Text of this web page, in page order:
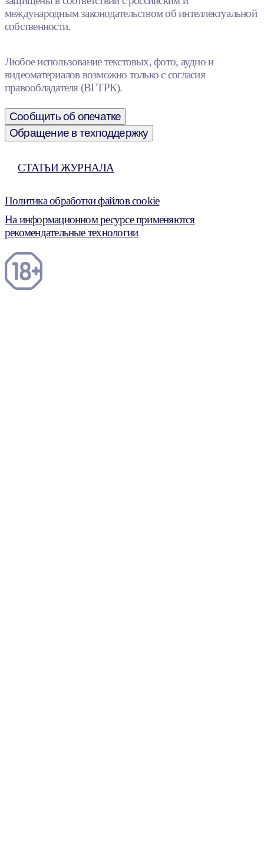
международным законодательством об интеллектуальной
собственности.
Любое использование текстовых, фото, аудио и
видеоматериалов возможно только с согласия
правообладателя (ВГТРК).
Сообщить об опечатке
Обращение в техподдержку
СТАТЬИ ЖУРНАЛА
Политика обработки файлов cookie
На информационном ресурсе применяются
рекомендательные технологии